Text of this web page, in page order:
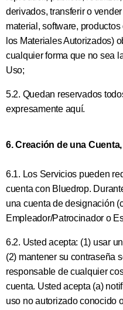
derivados, transferir o
material, software,
los Materiales Autorizados)
cualquier forma que no sea
Uso;
5.2. Quedan reservados
expresamente aquí.
6. Creación de una
6.1. Los Servicios pueden
cuenta con Bluedrop.
una cuenta de designación
Empleador/Patrocinador o
6.2. Usted acepta: (1) usar
(2) mantener su contraseña
responsable de cualquier
cuenta. Usted acepta (a)
uso no autorizado conocido